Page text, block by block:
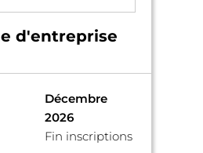
d'entreprise
Décembre
2026
Fin inscriptions